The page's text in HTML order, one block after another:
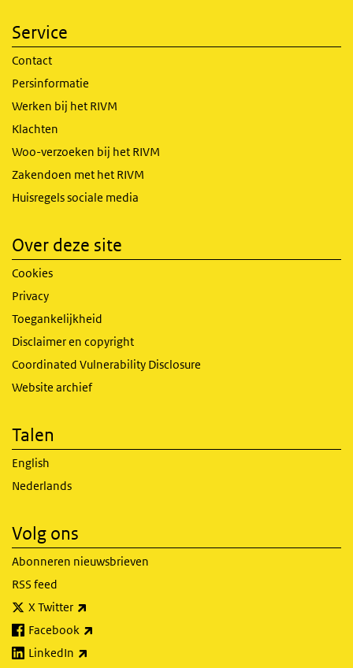
Service
Contact
Persinformatie
Werken bij het RIVM
Klachten
Woo-verzoeken bij het RIVM
Zakendoen met het RIVM
Huisregels sociale media
Over deze site
Cookies
Privacy
Toegankelijkheid
Disclaimer en copyright
Coordinated Vulnerability Disclosure
Website archief
Talen
English
Nederlands
Volg ons
Abonneren nieuwsbrieven
RSS feed
X Twitter
Facebook
LinkedIn